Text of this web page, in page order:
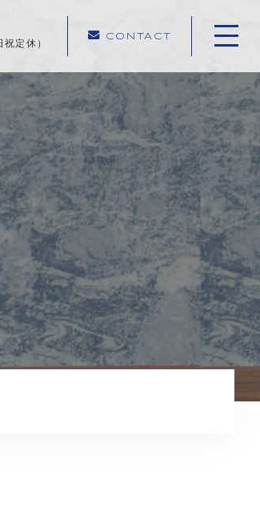
定休）
CONTACT
ホーム
当社について
ご相談事例
不動産売却メニュー
お客様の声
売却の流れ
よくある質問
お知らせ
コンテンツ